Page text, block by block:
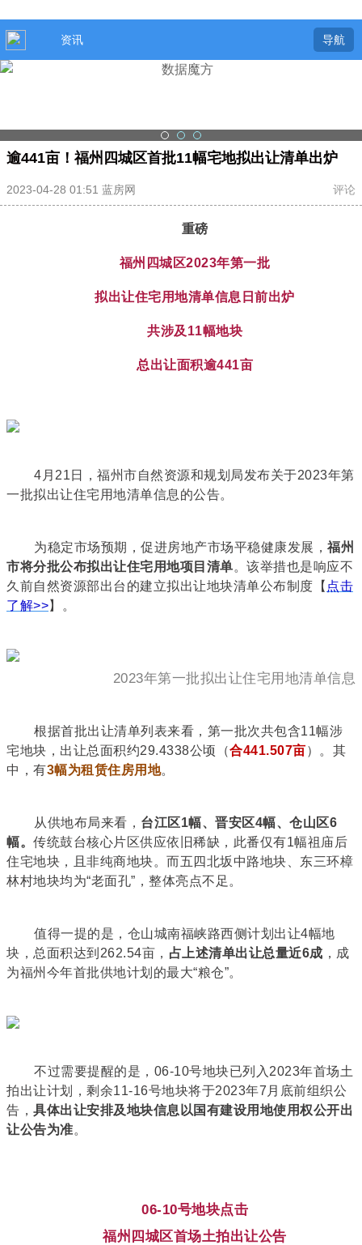
资讯 导航
逾441亩！福州四城区首批11幅宅地拟出让清单出炉
2023-04-28 01:51 蓝房网 评论
重磅
福州四城区2023年第一批
拟出让住宅用地清单信息日前出炉
共涉及11幅地块
总出让面积逾441亩
4月21日，福州市自然资源和规划局发布关于2023年第
一批拟出让住宅用地清单信息的公告。
为稳定市场预期，促进房地产市场平稳健康发展， 福州
市将分批公布拟出让住宅用地项目清单。该举措也是响应不
久前自然资源部出台的建立拟出让地块清单公布制度【 点击
了解>>】。
2023年第一批拟出让住宅用地清单信息
根据首批出让清单列表来看，第一批次共包含11幅涉
宅地块，出让总面积约29.4338公顷（合441.507亩）。其
中， 有3幅为租赁住房用地。
从供地布局来看， 台江区1幅、晋安区4幅、仓山区6
幅。 传统鼓台核心片区供应依旧稀缺，此番仅有1幅祖庙后
住宅地块，且非纯商地块。而五四北坂中路地块、东三环樟
林村地块均为“老面孔”，整体亮点不足。
值得一提的是，仓山城南福峡路西侧计划出让4幅地
块，总面积达到262.54亩， 占上述清单出让总量近6成 ，成
为福州今年首批供地计划的最大“粮仓”。
不过需要提醒的是，06-10号地块已列入2023年首场土
拍出让计划，剩余11-16号地块将于2023年7月底前组织公
告， 具体出让安排及地块信息以国有建设用地使用权公开出
让公告为准。
06-10号地块点击
福州四城区首场土拍出让公告